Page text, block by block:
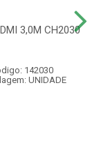
3,0M CH2030
142030
UNIDADE